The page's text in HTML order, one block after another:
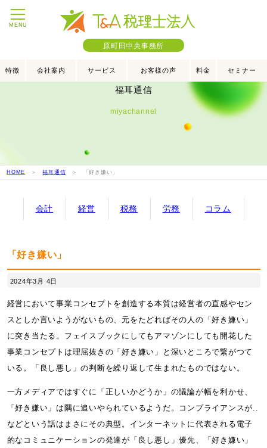
MENU
原町田中央事務所
特徴 会社案内 サービス お客様の声 料金 セミナー
福耳通信
miyachannel
HOME ＞福耳通信 ＞ 「好き嫌い」
会計 経営 税務 労務 コラム
「好き嫌い」
2024年3月 4日
経営において事業コンセプトを創造する本質は経営者の直感やセン
スとしか言いようがないもの、元をたどればその人の「好き嫌い」
に突き当たる。フェイスブックにしてもアマゾンにしても開花した
事業コンセプトは理屈抜きの「好き嫌い」と深いところで繋がつて
いる。「良し悪し」の判断を繰り返して生まれたものではない。
一方メディアではすぐに「正しいかどうか」の議論が幅を利かせ、
「好き嫌い」は隅に追いやられているようだ。コンプライアンスが..
などという話はまさにその典型。インターネットに代表される電子
的なコミュニケーションの発達が「良し悪し」優先、「好き嫌い」